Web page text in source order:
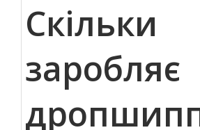
Скільки
заробляє